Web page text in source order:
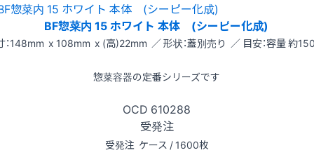
BF惣菜内 15 ホワイト 本体 (シーピー化成)
：148mm x 108mm x (高)22mm ／ 形状：蓋別売り ／ 目安：容量 約
惣菜容器の定番シリーズです
OCD 610288
受発注
受発注 ケース / 1600枚